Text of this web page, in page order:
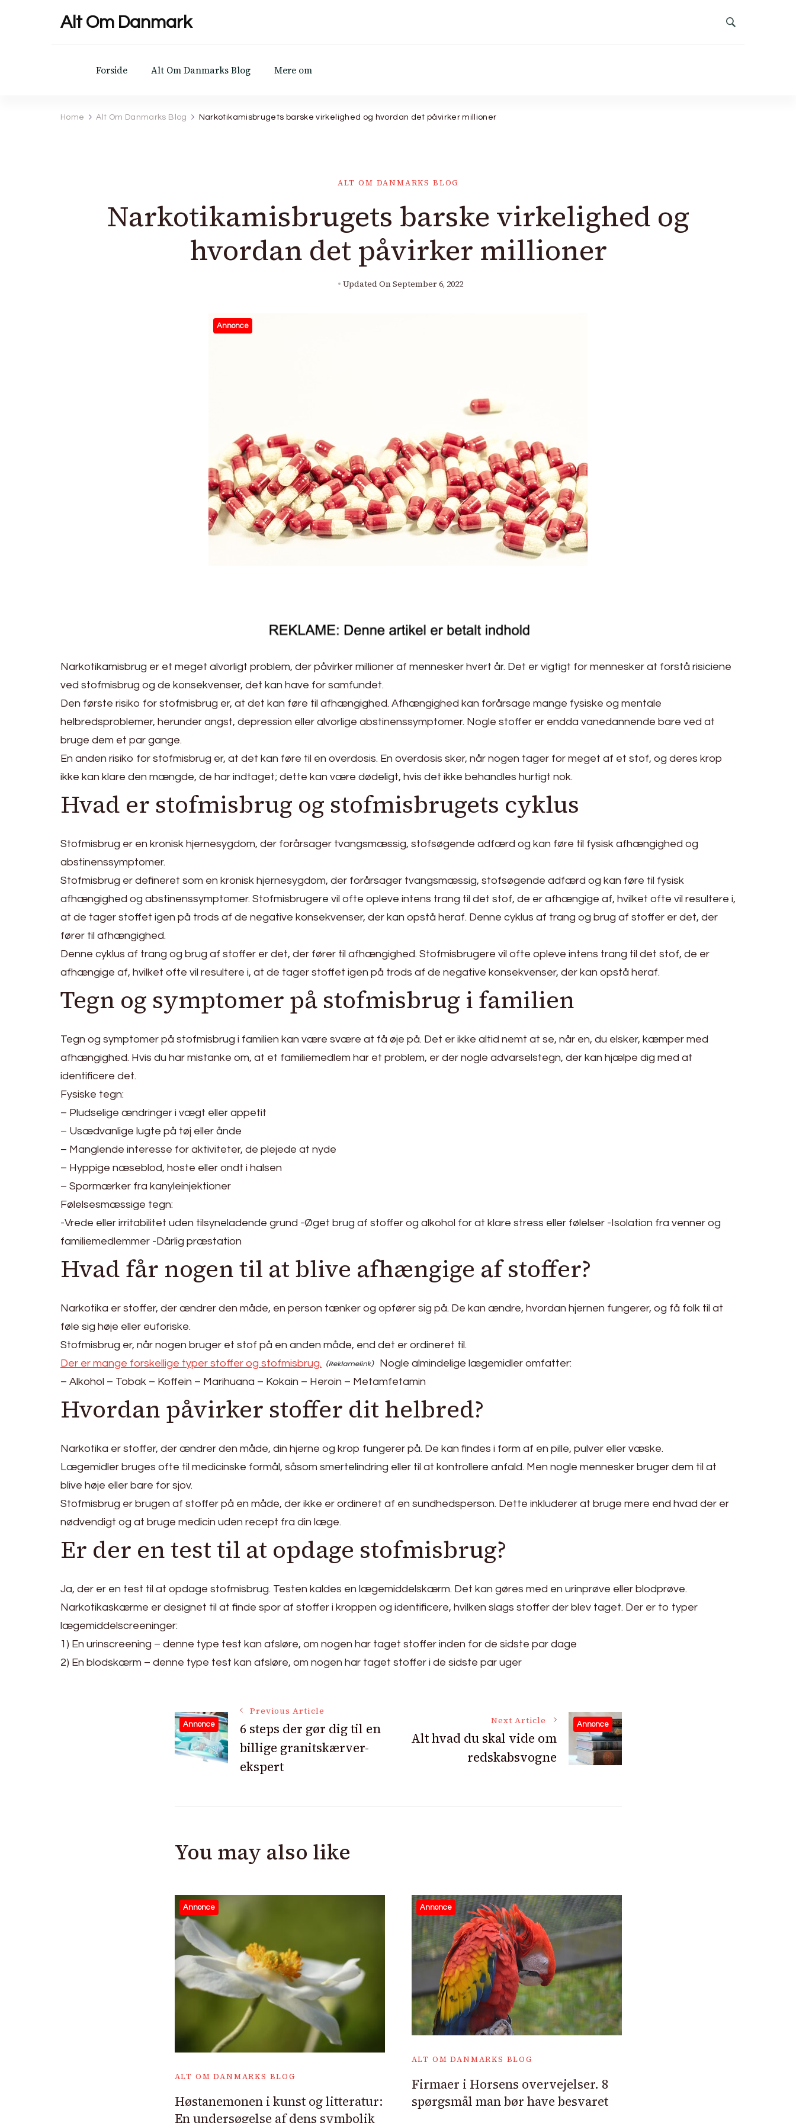
Alt Om Danmark
Forside Alt Om Danmarks Blog Mere om
Home Alt Om Danmarks Blog Narkotikamisbrugets barske virkelighed og hvordan det påvirker millioner
ALT OM DANMARKS BLOG
Narkotikamisbrugets barske virkelighed og
hvordan det påvirker millioner
Updated On September 6, 2022
Annonce
Narkotikamisbrug er et meget alvorligt problem, der påvirker millioner af mennesker hvert år. Det er vigtigt for mennesker at forstå risiciene
ved stofmisbrug og de konsekvenser, det kan have for samfundet.
Den første risiko for stofmisbrug er, at det kan føre til afhængighed. Afhængighed kan forårsage mange fysiske og mentale
helbredsproblemer, herunder angst, depression eller alvorlige abstinenssymptomer. Nogle stoffer er endda vanedannende bare ved at
bruge dem et par gange.
En anden risiko for stofmisbrug er, at det kan føre til en overdosis. En overdosis sker, når nogen tager for meget af et stof, og deres krop
ikke kan klare den mængde, de har indtaget; dette kan være dødeligt, hvis det ikke behandles hurtigt nok.
Hvad er stofmisbrug og stofmisbrugets cyklus
Stofmisbrug er en kronisk hjernesygdom, der forårsager tvangsmæssig, stofsøgende adfærd og kan føre til fysisk afhængighed og
abstinenssymptomer.
Stofmisbrug er defineret som en kronisk hjernesygdom, der forårsager tvangsmæssig, stofsøgende adfærd og kan føre til fysisk
afhængighed og abstinenssymptomer. Stofmisbrugere vil ofte opleve intens trang til det stof, de er afhængige af, hvilket ofte vil resultere i,
at de tager stoffet igen på trods af de negative konsekvenser, der kan opstå heraf. Denne cyklus af trang og brug af stoffer er det, der
fører til afhængighed.
Denne cyklus af trang og brug af stoffer er det, der fører til afhængighed. Stofmisbrugere vil ofte opleve intens trang til det stof, de er
afhængige af, hvilket ofte vil resultere i, at de tager stoffet igen på trods af de negative konsekvenser, der kan opstå heraf.
Tegn og symptomer på stofmisbrug i familien
Tegn og symptomer på stofmisbrug i familien kan være svære at få øje på. Det er ikke altid nemt at se, når en, du elsker, kæmper med
afhængighed. Hvis du har mistanke om, at et familiemedlem har et problem, er der nogle advarselstegn, der kan hjælpe dig med at
identificere det.
Fysiske tegn:
– Pludselige ændringer i vægt eller appetit
– Usædvanlige lugte på tøj eller ånde
– Manglende interesse for aktiviteter, de plejede at nyde
– Hyppige næseblod, hoste eller ondt i halsen
– Spormærker fra kanyleinjektioner
Følelsesmæssige tegn:
-Vrede eller irritabilitet uden tilsyneladende grund -Øget brug af stoffer og alkohol for at klare stress eller følelser -Isolation fra venner og
familiemedlemmer -Dårlig præstation
Hvad får nogen til at blive afhængige af stoffer?
Narkotika er stoffer, der ændrer den måde, en person tænker og opfører sig på. De kan ændre, hvordan hjernen fungerer, og få folk til at
føle sig høje eller euforiske.
Stofmisbrug er, når nogen bruger et stof på en anden måde, end det er ordineret til.
Der er mange forskellige typer stoffer og stofmisbrug.
Nogle almindelige lægemidler omfatter:
– Alkohol – Tobak – Koffein – Marihuana – Kokain – Heroin – Metamfetamin
Hvordan påvirker stoffer dit helbred?
Narkotika er stoffer, der ændrer den måde, din hjerne og krop fungerer på. De kan findes i form af en pille, pulver eller væske.
Lægemidler bruges ofte til medicinske formål, såsom smertelindring eller til at kontrollere anfald. Men nogle mennesker bruger dem til at
blive høje eller bare for sjov.
Stofmisbrug er brugen af stoffer på en måde, der ikke er ordineret af en sundhedsperson. Dette inkluderer at bruge mere end hvad der er
nødvendigt og at bruge medicin uden recept fra din læge.
Er der en test til at opdage stofmisbrug?
Ja, der er en test til at opdage stofmisbrug. Testen kaldes en lægemiddelskærm. Det kan gøres med en urinprøve eller blodprøve.
Narkotikaskærme er designet til at finde spor af stoffer i kroppen og identificere, hvilken slags stoffer der blev taget. Der er to typer
lægemiddelscreeninger:
1) En urinscreening – denne type test kan afsløre, om nogen har taget stoffer inden for de sidste par dage
2) En blodskærm – denne type test kan afsløre, om nogen har taget stoffer i de sidste par uger
Post
Navigation
Annonce
Previous Article
6 steps der gør dig til en
billige granitskærver-
ekspert
Annonce
Next Article
Alt hvad du skal vide om
redskabsvogne
You may also like
Annonce
ALT OM DANMARKS BLOG
Høstanemonen i kunst og litteratur:
En undersøgelse af dens symbolik
Annonce
ALT OM DANMARKS BLOG
Firmaer i Horsens overvejelser. 8
spørgsmål man bør have besvaret